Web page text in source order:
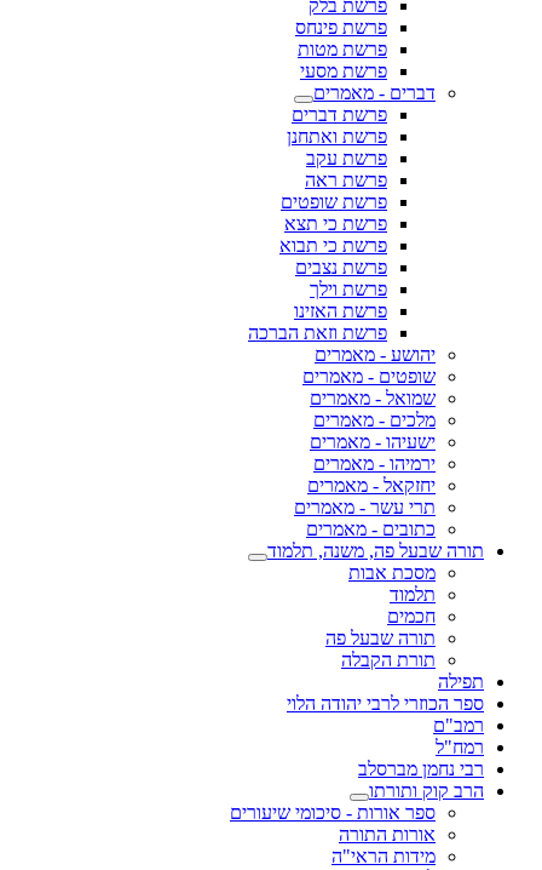
פרשת בלק
פרשת פינחס
פרשת מטות
פרשת מסעי
דברים - מאמרים
פרשת דברים
פרשת ואתחנן
פרשת עקב
פרשת ראה
פרשת שופטים
פרשת כי תצא
פרשת כי תבוא
פרשת נצבים
פרשת וילך
פרשת האזינו
פרשת וזאת הברכה
יהושע - מאמרים
שופטים - מאמרים
שמואל - מאמרים
מלכים - מאמרים
ישעיהו - מאמרים
ירמיהו - מאמרים
יחזקאל - מאמרים
תרי עשר - מאמרים
כתובים - מאמרים
תורה שבעל פה, משנה, תלמוד
מסכת אבות
תלמוד
חכמים
תורה שבעל פה
תורת הקבלה
תפילה
ספר הכוזרי לרבי יהודה הלוי
רמב"ם
רמח"ל
רבי נחמן מברסלב
הרב קוק ותורתו
ספר אורות - סיכומי שיעורים
אורות התורה
מידות הראי"ה